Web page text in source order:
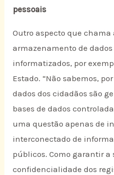
pessoais
Outro aspecto que chama
armazenamento de
informatizados, por
Estado. “Não sabemos,
dados dos cidadãos são
bases de dados
uma questão apenas de
interconectado de
públicos. Como garantir a
confidencialidade dos